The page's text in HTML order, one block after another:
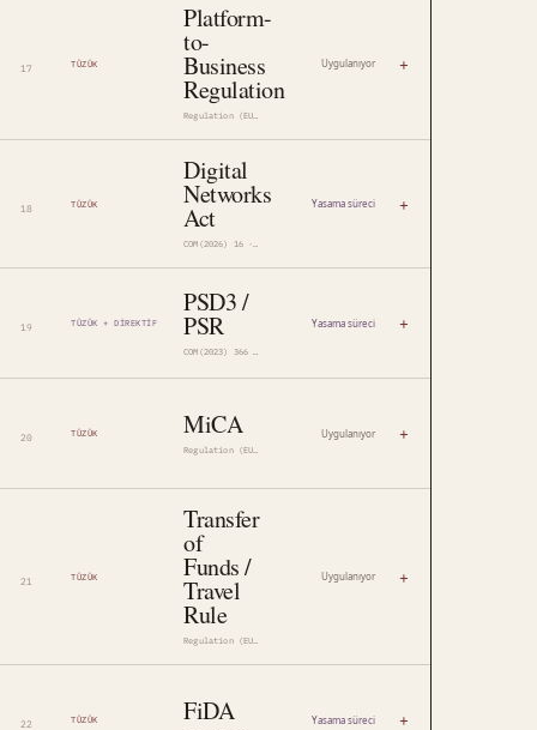
TÜZÜK
Platform-
to-
Business
Regulation
Regulation (EU) 2019/1150
Uygulanıyor +
TÜZÜK
Digital
Networks
Act
COM(2026) 16 · 2026/0013(COD)
Yasama süreci +
TÜZÜK + DIREKTIF
PSD3 /
PSR Yasama süreci +
TÜZÜK MiCA Uygulanıyor +
TÜZÜK
Transfer
of
Funds /
Travel
Rule
Regulation (EU) 2023/1113
Uygulanıyor +
TÜZÜK FiDA Yasama süreci +